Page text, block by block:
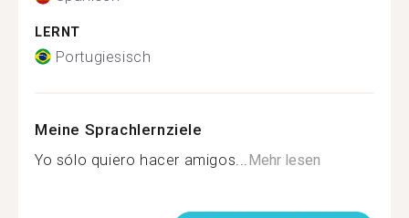
LERNT
Portugiesisch
Meine Sprachlernziele
Yo sólo quiero hacer amigos... Mehr lesen